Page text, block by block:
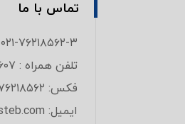
تماس با ما
۰۲۱-۷۶۲۱۸۵۶۲-۳ - ۰۲۱-۷۶۲۱۵۸۶۶-۷
تلفن همراه : ۰۹۱۲۱۴۹۱۶۰۷ - ۰۹۱۲۳۳۵۳۶۳۰
فکس: ۷۶۲۱۸۵۶۲
ایمیل: info@shakhesteb.com